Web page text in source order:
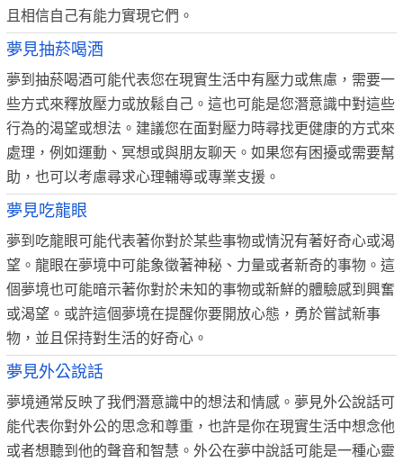
且相信自己有能力實現它們。
夢見抽菸喝酒
夢到抽菸喝酒可能代表您在現實生活中有壓力或焦慮，需要一
些方式來釋放壓力或放鬆自己。這也可能是您潛意識中對這些
行為的渴望或想法。建議您在面對壓力時尋找更健康的方式來
處理，例如運動、冥想或與朋友聊天。如果您有困擾或需要幫
助，也可以考慮尋求心理輔導或專業支援。
夢見吃龍眼
夢到吃龍眼可能代表著你對於某些事物或情況有著好奇心或渴
望。龍眼在夢境中可能象徵著神秘、力量或者新奇的事物。這
個夢境也可能暗示著你對於未知的事物或新鮮的體驗感到興奮
或渴望。或許這個夢境在提醒你要開放心態，勇於嘗試新事
物，並且保持對生活的好奇心。
夢見外公說話
夢境通常反映了我們潛意識中的想法和情感。夢見外公說話可
能代表你對外公的思念和尊重，也許是你在現實生活中想念他
或者想聽到他的聲音和智慧。外公在夢中說話可能是一種心靈